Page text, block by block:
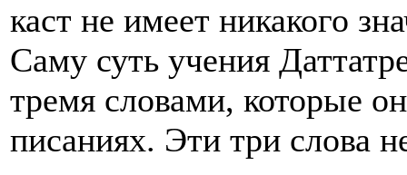
каст не имеет никакого
Саму суть учения
тремя словами, которые
писаниях. Эти три слова